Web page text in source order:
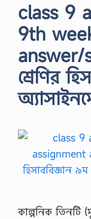
class 9
9th
answer/
শ্রেণির
কাল্পনিক তিনটি